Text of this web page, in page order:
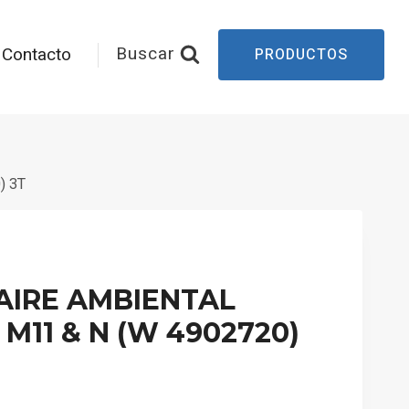
Contacto Buscar PRODUCTOS
3T
AMBIENTAL
M11 & N (W 4902720)